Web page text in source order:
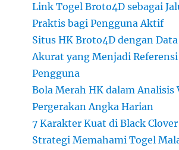
Link Togel Broto4D sebagai
Praktis bagi Pengguna Aktif
Situs HK Broto4D dengan
Akurat yang Menjadi
Pengguna
Bola Merah HK dalam Analisis
Pergerakan Angka Harian
7 Karakter Kuat di Black Clover
Strategi Memahami Togel